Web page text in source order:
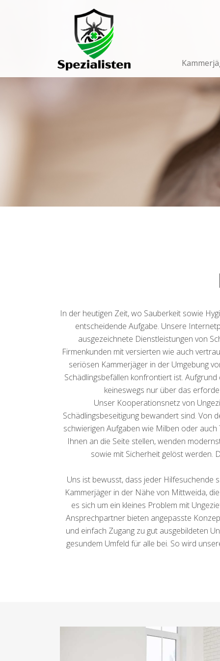
Navigation
In der heutigen Zeit, wo Sauberkeit sowie
entscheidende Aufgabe. Unsere
ausgezeichnete Dienstleistungen von
Firmenkunden mit versierten wie auch
seriösen Kammerjäger in der Umgebung
Schädlingsbefällen konfrontiert ist.
keineswegs nur über das
Unser Kooperationsnetz von
Schädlingsbeseitigung bewandert sind. Von
schwierigen Aufgaben wie Milben oder
Ihnen an die Seite stellen, wenden
sowie mit Sicherheit gelöst werden.
Uns ist bewusst, dass jeder Hilfesuchende
Kammerjäger in der Nähe von Mittweida,
es sich um ein kleines Problem mit
Ansprechpartner bieten angepasste
und einfach Zugang zu gut ausgebildeten
gesundem Umfeld für alle bei. So wird